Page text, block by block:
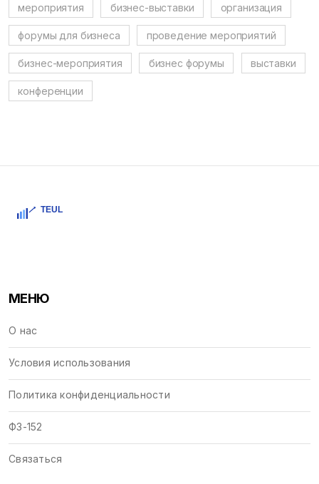
мероприятия бизнес-выставки организация
форумы для бизнеса проведение мероприятий
бизнес-мероприятия бизнес форумы выставки
конференции
МЕНЮ
О нас
Условия использования
Политика конфиденциальности
ФЗ-152
Связаться